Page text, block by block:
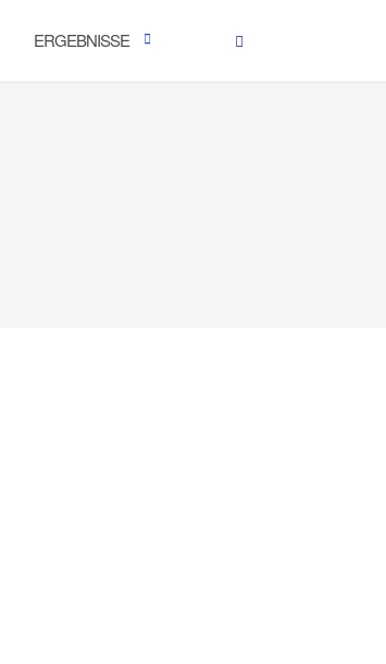
ERGEBNISSE